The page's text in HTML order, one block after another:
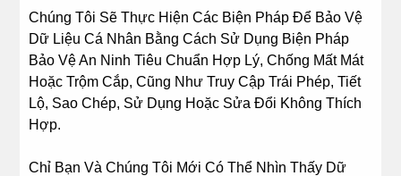
Chúng Tôi Sẽ Thực Hiện Các Biện Pháp Để Bảo Vệ
Dữ Liệu Cá Nhân Bằng Cách Sử Dụng Biện Pháp
Bảo Vệ An Ninh Tiêu Chuẩn Hợp Lý, Chống Mất Mát
Hoặc Trộm Cắp, Cũng Như Truy Cập Trái Phép, Tiết
Lộ, Sao Chép, Sử Dụng Hoặc Sửa Đổi Không Thích
Hợp.
Chỉ Bạn Và Chúng Tôi Mới Có Thể Nhìn Thấy Dữ